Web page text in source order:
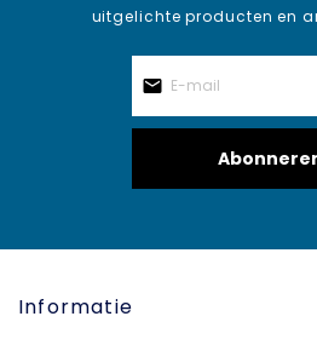
uitgelichte producten en
Informatie